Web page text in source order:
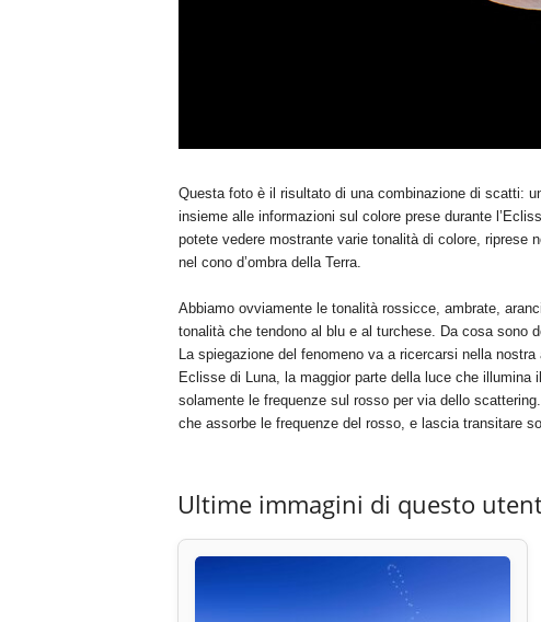
Questa foto è il risultato di una combinazione di scatti:
insieme alle informazioni sul colore prese durante
potete vedere mostrante varie tonalità di colore, riprese
nel cono d’ombra della Terra.
Abbiamo ovviamente le tonalità rossicce, ambrate,
tonalità che tendono al blu e al turchese. Da cosa sono
La spiegazione del fenomeno va a ricercarsi nella
Eclisse di Luna, la maggior parte della luce che
solamente le frequenze sul rosso per via dello
che assorbe le frequenze del rosso, e lascia transitare
Ultime immagini di questo